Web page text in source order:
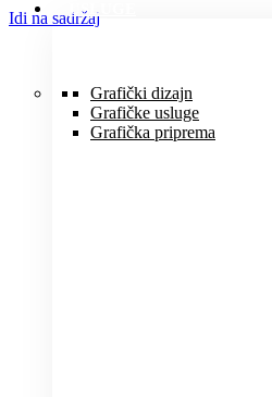
Idi na sadržajUSLUGE
Grafički dizajn
Grafičke usluge
Grafička priprema